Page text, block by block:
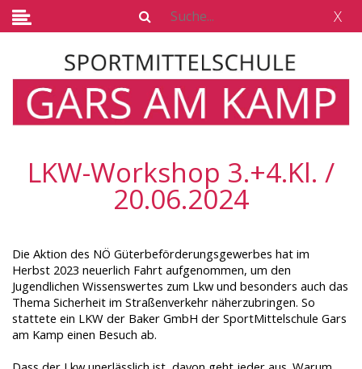
X
LKW-Workshop 3.+4.Kl. /
20.06.2024
Die Aktion des NÖ Güterbeförderungsgewerbes hat im
Herbst 2023 neuerlich Fahrt aufgenommen, um den
Jugendlichen Wissenswertes zum Lkw und besonders auch das
Thema Sicherheit im Straßenverkehr näherzubringen. So
stattete ein LKW der Baker GmbH der SportMittelschule Gars
am Kamp einen Besuch ab.